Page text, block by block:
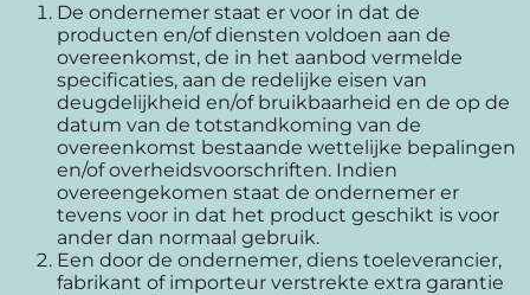
De ondernemer staat er voor in dat de
producten en/of diensten voldoen aan de
overeenkomst, de in het aanbod vermelde
specificaties, aan de redelijke eisen van
deugdelijkheid en/of bruikbaarheid en de op de
datum van de totstandkoming van de
overeenkomst bestaande wettelijke bepalingen
en/of overheidsvoorschriften. Indien
overeengekomen staat de ondernemer er
tevens voor in dat het product geschikt is voor
ander dan normaal gebruik.
Een door de ondernemer, diens toeleverancier,
fabrikant of importeur verstrekte extra garantie